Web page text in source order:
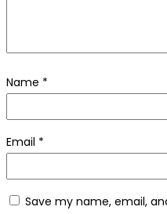
Name *
Email *
Save my name, email,